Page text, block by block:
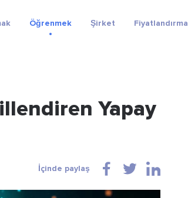
Öğrenmek Şirket Fiyatlandırma
Yapay
İçinde paylaş